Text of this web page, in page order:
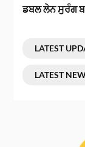
ਡਬਲ ਲੇਨ ਸੁਰੰਗ
LATEST
LATEST